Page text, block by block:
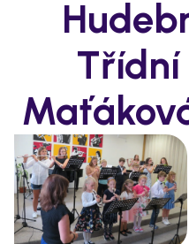
Třídní